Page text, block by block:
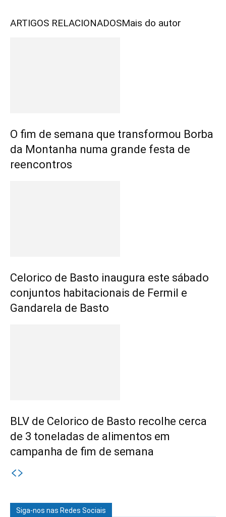
ARTIGOS RELACIONADOSMais do autor
O fim de semana que transformou Borba
da Montanha numa grande festa de
reencontros
Celorico de Basto inaugura este sábado
conjuntos habitacionais de Fermil e
Gandarela de Basto
BLV de Celorico de Basto recolhe cerca
de 3 toneladas de alimentos em
campanha de fim de semana
Siga-nos nas Redes Sociais